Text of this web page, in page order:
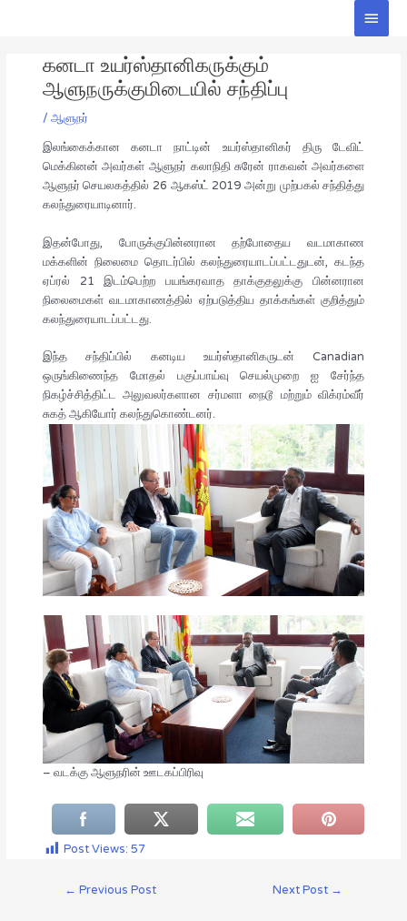
Main
கனடா உயர்ஸ்தானிகருக்கும்
ஆளுநருக்குமிடையில் சந்திப்பு
/ ஆளுநர்
இலங்கைக்கான கனடா நாட்டின் உயர்ஸ்தானிகர் திரு டேவிட்
மெக்கினன் அவர்கள் ஆளுநர் கலாநிதி சுரேன் ராகவன் அவர்களை
ஆளுநர் செயலகத்தில் 26 ஆகஸ்ட் 2019 அன்று முற்பகல் சந்தித்து
கலந்துரையாடினார்.
இதன்போது, போருக்குபின்னரான தற்போதைய வடமாகாண
மக்களின் நிலைமை தொடர்பில் கலந்துரையாடப்பட்டதுடன், கடந்த
ஏப்ரல் 21 இடம்பெற்ற பயங்கரவாத தாக்குதலுக்கு பின்னரான
நிலைமைகள் வடமாகாணத்தில் ஏற்படுத்திய தாக்கங்கள் குறித்தும்
கலந்துரையாடப்பட்டது.
இந்த சந்திப்பில் கனடிய உயர்ஸ்தானிகருடன் Canadian
ஒருங்கிணைந்த மோதல் பகுப்பாய்வு செயல்முறை ஐ சேர்ந்த
நிகழ்ச்சித்திட்ட அலுவலர்களான சர்மளா நைடூ மற்றும் விக்ரம்வீர்
சுகத் ஆகியோர் கலந்துகொண்டனர்.
– வடக்கு ஆளுநரின் ஊடகப்பிரிவு
Post Views: 57
navigation
← Previous Post Next Post →